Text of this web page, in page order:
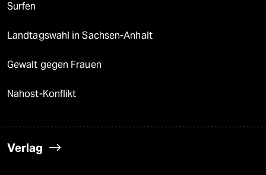
Surfen
Landtagswahl in Sachsen-Anhalt
Gewalt gegen Frauen
Nahost-Konflikt
Verlag